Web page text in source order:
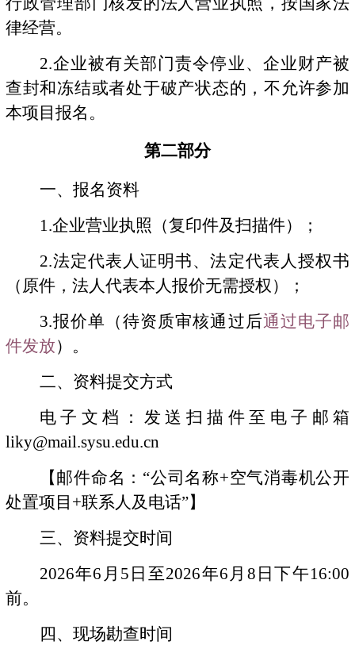
律经营。
2.企业被有关部门责令停业、企业财产被
查封和冻结或者处于破产状态的，不允许参加
本项目报名。
第二部分
一、报名资料
1.企业营业执照（复印件及扫描件）；
2.法定代表人证明书、法定代表人授权书
（原件，法人代表本人报价无需授权）；
3.报价单（待资质审核通过后通过电子邮
件发放）。
二、资料提交方式
电子文档：发送扫描件至电子邮箱
liky@mail.sysu.edu.cn
【邮件命名：“公司名称+空气消毒机公开
处置项目 +联系人及电话”】
三、 资料提交时间
2026年6 月5日至2026年6 月 8 日下午16:00
前。
四、现场勘查时间